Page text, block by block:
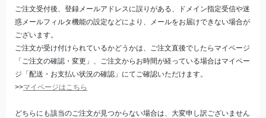
ご注文受付後、登録メールアドレスに誤りがある、ドメイン指定受信や迷
惑メールフィルタ機能の設定などにより、メールをお届けできない場合が
ございます。
ご注文が受け付けられているかどうかは、ご注文直後でしたらマイページ
「ご注文の確認・変更」、ご注文からお時間が経っている場合はマイペー
ジ「配送・お支払い状況の確認」にてご確認いただけます。
>>マイページはこちら
どちらにも該当のご注文が見つからない場合は、大変申し訳ございません